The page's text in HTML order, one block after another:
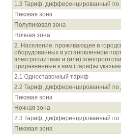
1.3 Тариф, дифференцированный по
Пиковая зона
Полупиковая зона
Ночная зона
2. Население, проживающее в
оборудованных в установленном
электроплитами и (или)
приравненные к ним (тарифы
2.1 Одноставочный тариф
2.2 Тариф, дифференцированный по
Пиковая зона
Ночная зона
2.3 Тариф, дифференцированный по
Пиковая зона